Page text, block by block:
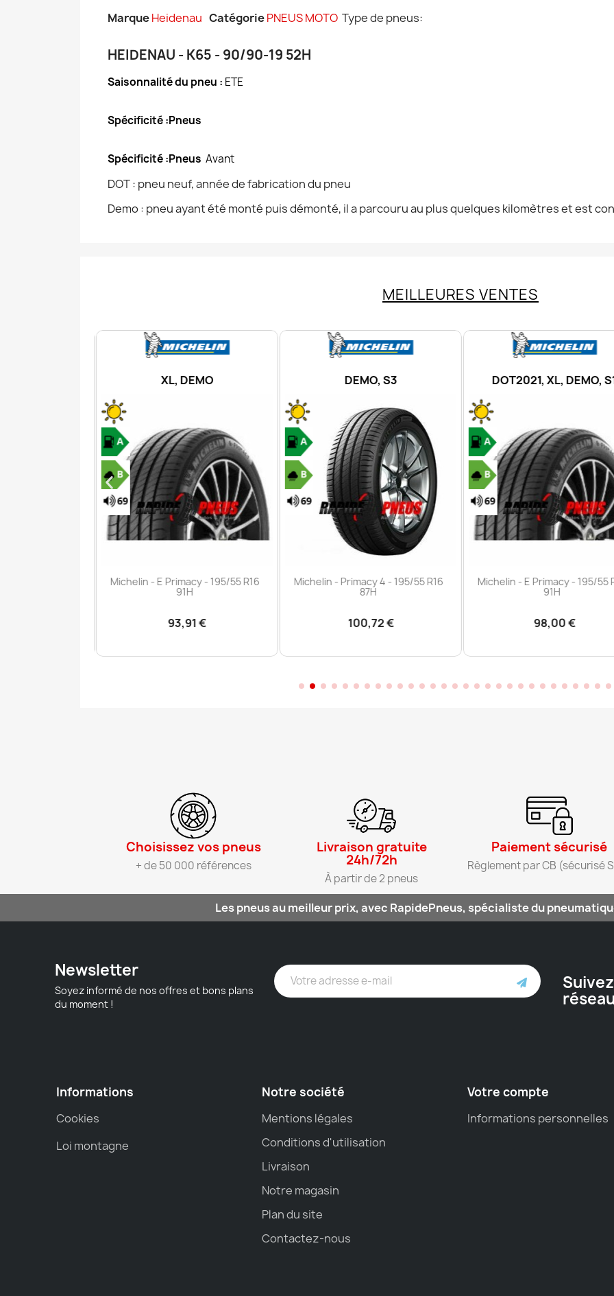
MarqueHeidenau CatégoriePNEUS MOTO Type de pneus:
HEIDENAU - K65 - 90/90-19 52H
Saisonnalité du pneu : ETE
Spécificité :Pneus
Spécificité :Pneus Avant
DOT : pneu neuf, année de fabrication du pneu
Demo : pneu ayant été monté puis démonté, il a parcouru au plus quelques kilomètres et est
MEILLEURES VENTES
XL, DEMO
Aperçu rapide
Michelin - E Primacy - 195/55 R16
91H
93,91 €
DEMO, S3
Aperçu rapide
Michelin - Primacy 4 - 195/55 R16
87H
100,72 €
DOT2021, XL, DEMO, S1
Aperçu rapide
Michelin - E Primacy - 195/55
91H
98,00 €
Choisissez vos pneus​
+ de 50 000 références
Livraison gratuite
24h/72h​
À partir de 2 pneus​
Paiement sécurisé​
Règlement par CB (sécurisé
Les pneus au meilleur prix, avec RapidePneus, spécialiste du
Newsletter
Soyez informé de nos offres et bons plans
du moment !
Informations
Cookies
Loi montagne
Notre société
Mentions légales
Conditions d'utilisation
Livraison
Notre magasin
Plan du site
Contactez-nous
Votre compte
Informations personnelles